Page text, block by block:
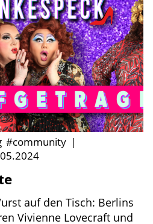
#community |
auf den Tisch: Berlins
Vivienne Lovecraft und